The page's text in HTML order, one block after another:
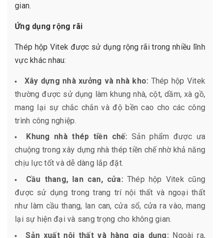
gian.
Ứng dụng rộng rãi
Thép hộp Vitek được sử dụng rộng rãi trong nhiều lĩnh
vực khác nhau:
Xây dựng nhà xưởng và nhà kho: Thép hộp Vitek
thường được sử dụng làm khung nhà, cột, dầm, xà gồ,
mang lại sự chắc chắn và độ bền cao cho các công
trình công nghiệp.
Khung nhà thép tiền chế: Sản phẩm được ưa
chuộng trong xây dựng nhà thép tiền chế nhờ khả năng
chịu lực tốt và dễ dàng lắp đặt.
Cầu thang, lan can, cửa: Thép hộp Vitek cũng
được sử dụng trong trang trí nội thất và ngoại thất
như làm cầu thang, lan can, cửa sổ, cửa ra vào, mang
lại sự hiện đại và sang trọng cho không gian.
Sản xuất nội thất và hàng gia dụng: Ngoài ra,